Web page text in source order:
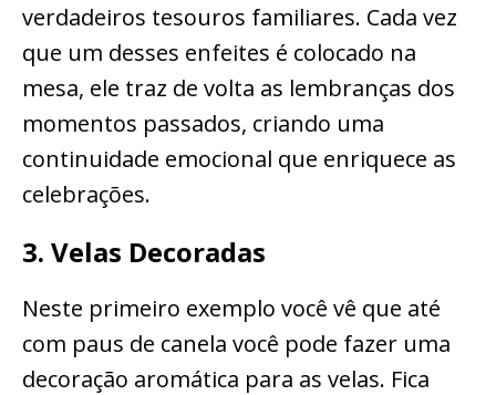
verdadeiros tesouros familiares. Cada vez
que um desses enfeites é colocado na
mesa, ele traz de volta as lembranças dos
momentos passados, criando uma
continuidade emocional que enriquece as
celebrações.
3. Velas Decoradas
Neste primeiro exemplo você vê que até
com paus de canela você pode fazer uma
decoração aromática para as velas. Fica